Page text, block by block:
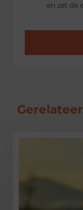
en zet de